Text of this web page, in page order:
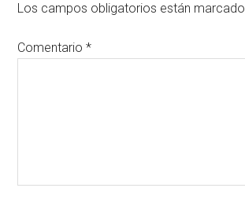
Los campos obligatorios están
Comentario*